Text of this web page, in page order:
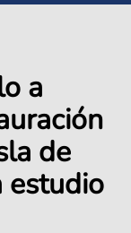
a
de
estudio